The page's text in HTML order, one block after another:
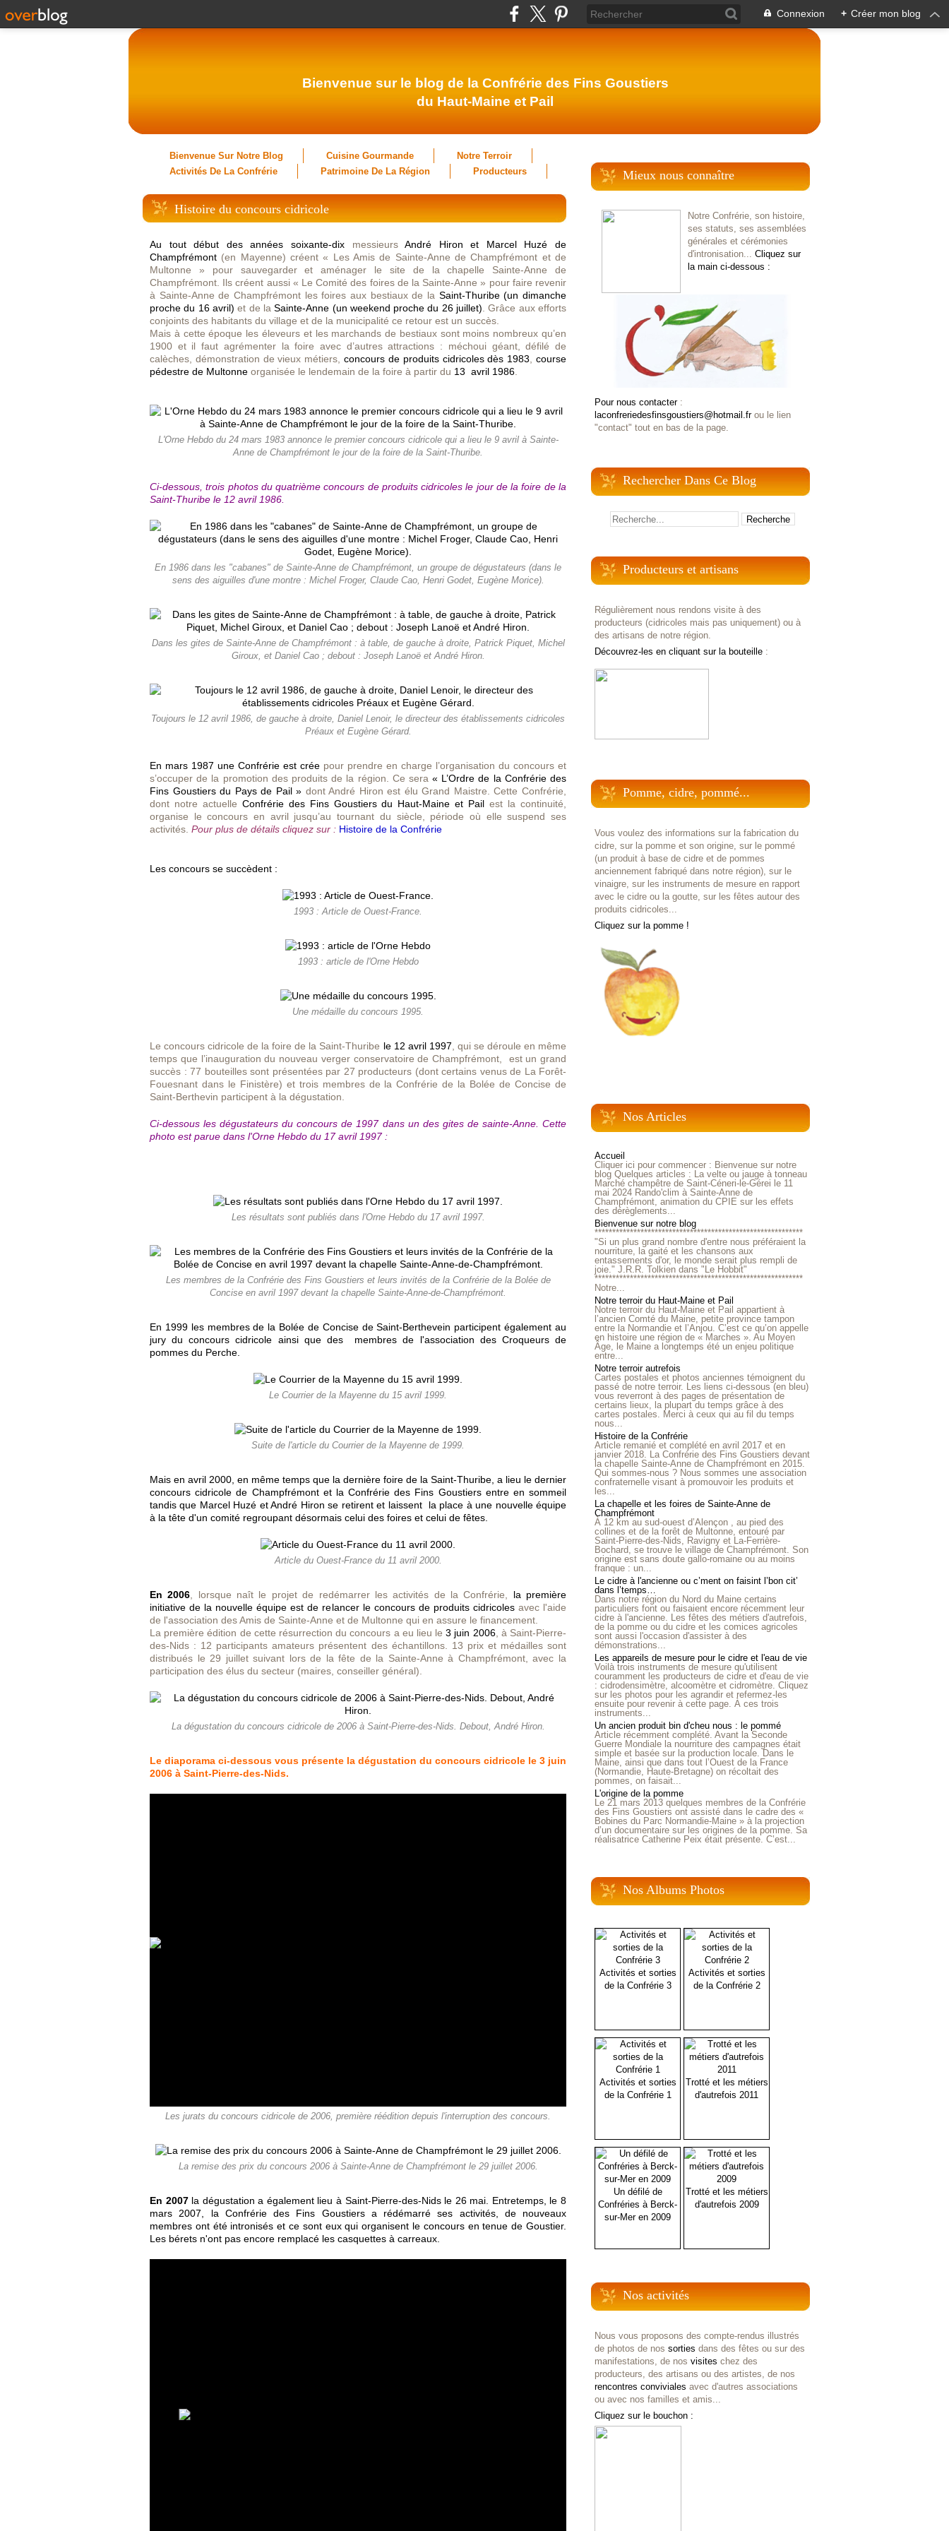
Connexion + Créer mon blog
Bienvenue sur le blog de la Confrérie des Fins Goustiers
du Haut-Maine et Pail
Bienvenue Sur Notre Blog Cuisine Gourmande
Notre Terroir
Activités De La Confrérie
Patrimoine De La Région Producteurs
Histoire du concours cidricole
Au tout début des années soixante-dixmessieursAndré Hiron et Marcel Huzé de
Champfrémont (en Mayenne) créent « Les Amis de Sainte-Anne de Champfrémont et de
Multonne » pour sauvegarder et aménager le site de la chapelle Sainte-Anne de
Champfrémont. Ils créent aussi « Le Comité des foires de la Sainte-Anne » pour faire revenir
à Sainte-Anne de Champfrémont les foires aux bestiaux de la Saint-Thuribe (un dimanche
proche du 16 avril) et de laSainte-Anne (un weekend proche du 26 juillet) . Grâce aux efforts
conjoints des habitants du village et de la municipalité ce retour est un succès.
Mais à cette époque les éleveurs et les marchands de bestiaux sont moins nombreux qu’en
1900 et il faut agrémenter la foire avec d’autres attractions : méchoui géant, défilé de
calèches, démonstration de vieux métiers,concours de produits cidricoles dès 1983 ,course
pédestre de Multonne organisée le lendemain de la foire à partir du 13 avril 1986
L'Orne Hebdo du 24 mars 1983 annonce le premier concours cidricole qui a lieu le 9 avril à Sainte-
Anne de Champfrémont le jour de la foire de la Saint-Thuribe.
Ci-dessous, trois photos du quatrième concours de produits cidricolesle jour de la foire de la
Saint-Thuribe le 12 avril 1986.
En 1986 dans les "cabanes" de Sainte-Anne de Champfrémont, un groupe de dégustateurs (dans le
sens des aiguilles d'une montre : Michel Froger, Claude Cao, Henri Godet, Eugène Morice).
Dans les gites de Sainte-Anne de Champfrémont : à table, de gauche à droite, Patrick Piquet, Michel
Giroux, et Daniel Cao ; debout : Joseph Lanoë et André Hiron.
Toujours le 12 avril 1986, de gauche à droite, Daniel Lenoir, le directeur des établissements cidricoles
Préaux et Eugène Gérard.
En mars 1987 une Confrérie est crée pour prendre en charge l’organisation du concours et
s’occuper de la promotion des produits de la région. Ce sera« L’Ordre de la Confrérie des
Fins Goustiers du Pays de Pail » dont André Hiron est élu Grand Maistre. Cette Confrérie,
dont notre actuelle Confrérie des Fins Goustiers du Haut-Maine et Pail est la continuité,
organise le concours en avril jusqu’au tournant du siècle, période où elle suspend ses
activités. Pour plus de détails cliquez sur : Histoire de la Confrérie
Les concours se succèdent :
1993 : Article de Ouest-France.
1993 : article de l'Orne Hebdo
Une médaille du concours 1995.
Le concours cidricole de la foire de la Saint-Thuribe le 12 avril 1997 , qui se déroule en même
temps que l’inauguration du nouveau verger conservatoire de Champfrémont, est un grand
succès : 77 bouteilles sont présentées par 27 producteurs (dont certains venus de La Forêt-
Fouesnant dans le Finistère) et trois membres de la Confrérie de la Bolée de Concise de
Saint-Berthevin participent à la dégustation.
Ci-dessous les dégustateurs du concours de 1997 dans un des gites de sainte-Anne. Cette
photo est parue dans l'Orne Hebdo du 17 avril 1997 :
Les résultats sont publiés dans l'Orne Hebdo du 17 avril 1997.
Les membres de la Confrérie des Fins Goustiers et leurs invités de la Confrérie de la Bolée de
Concise en avril 1997 devant la chapelle Sainte-Anne-de-Champfrémont.
En 1999 les membres de la Bolée de Concise de Saint-Berthevein participent également au
jury du concours cidricole ainsi que des membres de l'association des Croqueurs de
pommes du Perche.
Le Courrier de la Mayenne du 15 avril 1999.
Suite de l'article du Courrier de la Mayenne de 1999.
Mais en avril 2000, en même temps que la dernière foire de la Saint-Thuribe, a lieu le dernier
concours cidricole de Champfrémont et la Confrérie des Fins Goustiers entre en sommeil
tandis que Marcel Huzé et André Hiron se retirent et laissent la place à une nouvelle équipe
à la tête d'un comité regroupant désormais celui des foires et celui de fêtes.
Article du Ouest-France du 11 avril 2000.
En 2006 , lorsque naît le projet de redémarrer les activités de la Confrérie, la première
initiative de la nouvelle équipe est de relancer le concours de produits cidricolesavec l'aide
de l'association des Amis de Sainte-Anne et de Multonne qui en assure le financement.
La première édition de cette résurrection du concours a eu lieu le3 juin 2006, à Saint-Pierre-
des-Nids : 12 participants amateurs présentent des échantillons. 13 prix et médailles sont
distribués le 29 juillet suivant lors de la fête de la Sainte-Anne à Champfrémont, avec la
participation des élus du secteur (maires, conseiller général).
La dégustation du concours cidricole de 2006 à Saint-Pierre-des-Nids. Debout, André Hiron.
Le diaporama ci-dessous vous présente la dégustation du concours cidricole le 3 juin
2006 à Saint-Pierre-des-Nids.
Les jurats du concours cidricole de 2006, première réédition depuis l'interruption des concours.
La remise des prix du concours 2006 à Sainte-Anne de Champfrémont le 29 juillet 2006.
En 2007la dégustation a également lieu à Saint-Pierre-des-Nids le 26 mai. Entretemps, le 8
mars 2007, la Confrérie des Fins Goustiers a rédémarré ses activités, de nouveaux
membres ont été intronisés et ce sont eux qui organisent le concours en tenue de Goustier.
Les bérets n'ont pas encore remplacé les casquettes à carreaux.
Mieux nous connaître
Notre Confrérie, son histoire,
ses statuts, ses assemblées
générales et cérémonies
d'intronisation... Cliquez sur
la main ci-dessous :
Pour nous contacter:
laconfreriedesfinsgoustiers@hotmail.frou le lien
"contact" tout en bas de la page.
Rechercher Dans Ce Blog
Producteurs et artisans
Régulièrement nous rendons visite à des
producteurs (cidricoles mais pas uniquement) ou à
des artisans de notre région.
Découvrez-les en cliquant sur la bouteille :
Pomme, cidre, pommé...
Vous voulez des informations sur la fabrication du
cidre, sur la pomme et son origine, sur le pommé
(un produit à base de cidre et de pommes
anciennement fabriqué dans notre région), sur le
vinaigre, sur les instruments de mesure en rapport
avec le cidre ou la goutte, sur les fêtes autour des
produits cidricoles...
Cliquez sur la pomme !
Nos Articles
Accueil
Cliquer ici pour commencer : Bienvenue sur notre
blog Quelques articles : La velte ou jauge à tonneau
Marché champêtre de Saint-Céneri-le-Gérei le 11
mai 2024 Rando'clim à Sainte-Anne de
Champfrémont, animation du CPIE sur les effets
des dérèglements...
Bienvenue sur notre blog
***********************************************************
"Si un plus grand nombre d'entre nous préféraient la
nourriture, la gaité et les chansons aux
entassements d'or, le monde serait plus rempli de
joie." J.R.R. Tolkien dans "Le Hobbit"
***********************************************************
Notre...
Notre terroir du Haut-Maine et Pail
Notre terroir du Haut-Maine et Pail appartient à
l’ancien Comté du Maine, petite province tampon
entre la Normandie et l’Anjou. C’est ce qu’on appelle
en histoire une région de « Marches ». Au Moyen
Âge, le Maine a longtemps été un enjeu politique
entre...
Notre terroir autrefois
Cartes postales et photos anciennes témoignent du
passé de notre terroir. Les liens ci-dessous (en bleu)
vous reverront à des pages de présentation de
certains lieux, la plupart du temps grâce à des
cartes postales. Merci à ceux qui au fil du temps
nous...
Histoire de la Confrérie
Article remanié et complété en avril 2017 et en
janvier 2018. La Confrérie des Fins Goustiers devant
la chapelle Sainte-Anne de Champfrémont en 2015.
Qui sommes-nous ? Nous sommes une association
confraternelle visant à promouvoir les produits et
les...
La chapelle et les foires de Sainte-Anne de
Champfrémont
À 12 km au sud-ouest d’Alençon , au pied des
collines et de la forêt de Multonne, entouré par
Saint-Pierre-des-Nids, Ravigny et La-Ferrière-
Bochard, se trouve le village de Champfrémont. Son
origine est sans doute gallo-romaine ou au moins
franque : un...
Le cidre à l'ancienne ou c’ment on faisint l’bon cit’
dans l’temps…
Dans notre région du Nord du Maine certains
particuliers font ou faisaient encore récemment leur
cidre à l'ancienne. Les fêtes des métiers d'autrefois,
de la pomme ou du cidre et les comices agricoles
sont aussi l'occasion d'assister à des
démonstrations...
Les appareils de mesure pour le cidre et l'eau de vie
Voilà trois instruments de mesure qu'utilisent
couramment les producteurs de cidre et d'eau de vie
: cidrodensimètre, alcoomètre et cidromètre. Cliquez
sur les photos pour les agrandir et refermez-les
ensuite pour revenir à cette page. À ces trois
instruments...
Un ancien produit bin d'cheu nous : le pommé
Article récemment complété. Avant la Seconde
Guerre Mondiale la nourriture des campagnes était
simple et basée sur la production locale. Dans le
Maine, ainsi que dans tout l’Ouest de la France
(Normandie, Haute-Bretagne) on récoltait des
pommes, on faisait...
L'origine de la pomme
Le 21 mars 2013 quelques membres de la Confrérie
des Fins Goustiers ont assisté dans le cadre des «
Bobines du Parc Normandie-Maine » à la projection
d’un documentaire sur les origines de la pomme. Sa
réalisatrice Catherine Peix était présente. C’est...
Nos Albums Photos
Activités et sorties
de la Confrérie 3
Activités et sorties
de la Confrérie 2
Activités et sorties
de la Confrérie 1
Trotté et les métiers
d'autrefois 2011
Un défilé de
Confréries à Berck-
sur-Mer en 2009
Trotté et les métiers
d'autrefois 2009
Nos activités
Nous vous proposons des compte-rendus illustrés
de photos de nos sorties dans des fêtes ou sur des
manifestations, de nos visites chez des
producteurs, des artisans ou des artistes, de nos
rencontres conviviales avec d'autres associations
ou avec nos familles et amis...
Cliquez sur le bouchon :